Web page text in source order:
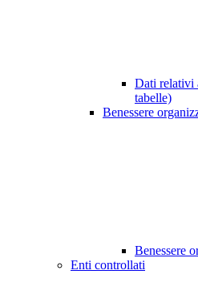
Dati relativi
tabelle)
Benessere
Benessere
Enti controllati